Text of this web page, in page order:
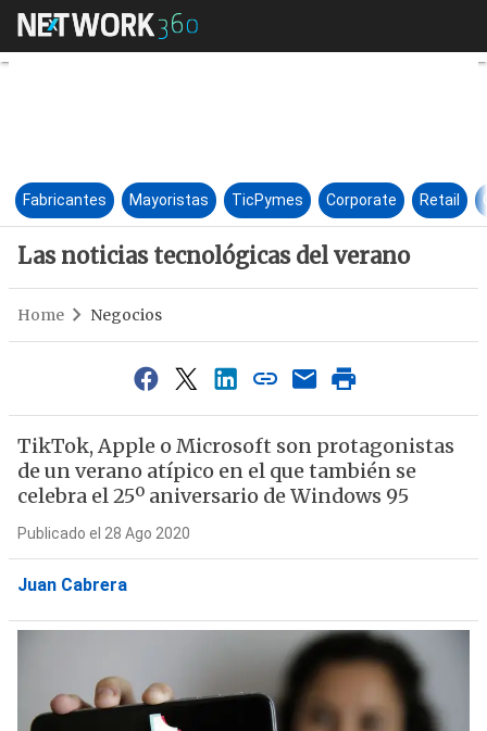
Las noticias tecnológicas del
Fabricantes Mayoristas TicPymes Corporate Retail
Las noticias tecnológicas del verano
Home Negocios
TikTok, Apple o Microsoft son protagonistas
de un verano atípico en el que también se
celebra el 25º aniversario de Windows 95
Publicado el 28 Ago 2020
Juan Cabrera